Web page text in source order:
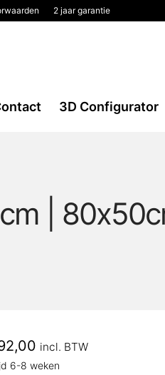
2 jaar garantie
3D Configurator
|
Huidige
prijs
is:
incl. BTW
6-8 weken